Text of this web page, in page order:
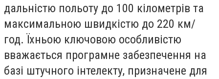
дальністю польоту до 100 кілометрів та
максимальною швидкістю до 220 км/
год. Їхньою ключовою особливістю
вважається програмне забезпечення на
базі штучного інтелекту, призначене для